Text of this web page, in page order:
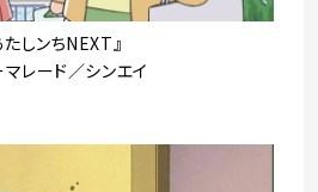
たしンちNEXT』
レード／シンエイ